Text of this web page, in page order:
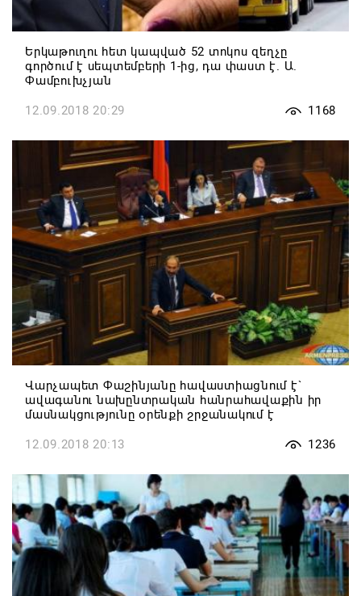
Երկաթուղու հետ կապված 52 տոկոս զեղչը
գործում է սեպտեմբերի 1-ից, դա փաստ է. Ա.
Փամբուխչյան
12.09.2018 20:29 1168
Վարչապետ Փաշինյանը հավաստիացնում է`
ավագանու նախընտրական հանրահավաքին իր
մասնակցությունը օրենքի շրջանակում է
12.09.2018 20:13 1236